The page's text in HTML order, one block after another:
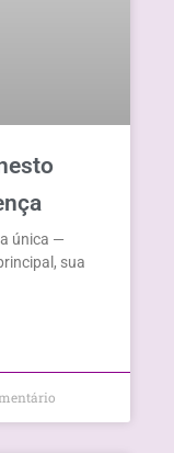
única —
sua